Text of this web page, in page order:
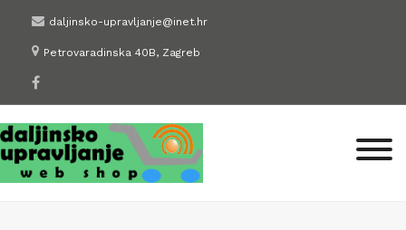
content
daljinsko-upravljanje@inet.hr
Petrovaradinska 40B, Zagreb